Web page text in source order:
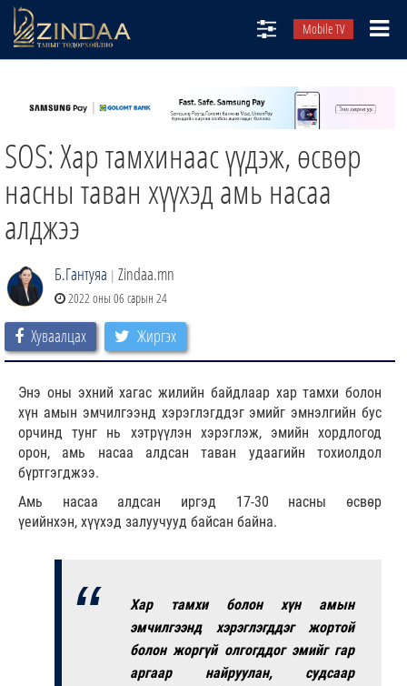
Mobile TV
ТВ8
ӨГЛӨӨНИЙ СОНИН
АУДИО ЗОХИОЛ
SOS: Хар тамхинаас үүдэж, өсвөр
насны таван хүүхэд амь насаа
алджээ
Б.Гантуяа | Zindaa.mn
2022 оны 06 сарын 24
Хуваалцах Жиргэх
Энэ оны эхний хагас жилийн байдлаар хар тамхи болон
хүн амын эмчилгээнд хэрэглэгддэг эмийг эмнэлгийн бус
орчинд тунг нь хэтрүүлэн хэрэглэж, эмийн хордлогод
орон, амь насаа алдсан таван удаагийн тохиолдол
бүртгэгджээ.
Амь насаа алдсан иргэд 17-30 насны өсвөр
үеийнхэн, хүүхэд залуучууд байсан байна.
Хар тамхи болон хүн амын
эмчилгээнд хэрэглэгддэг жортой
болон жоргүй олгогддог эмийг гар
аргаар найруулан, судсаар